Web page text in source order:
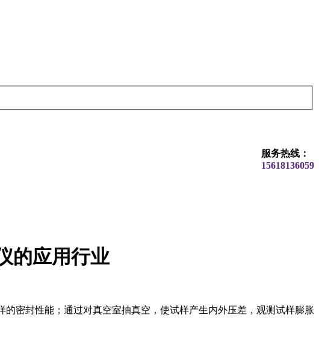
服务热线：
15618136059
的应用行业
密封性能；通过对真空室抽真空，使试样产生内外压差，观测试样膨胀